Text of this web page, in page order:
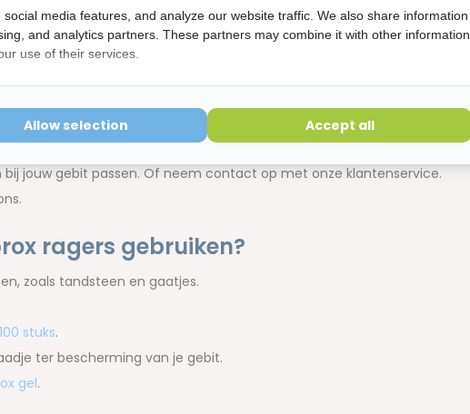
kunt maken én dat je geen onnodige beschadigingen aan je gebit
grote of te kleine tandenrager gebruikt. Vraag daarom advies aan
jouw gebit passen. Of neem contact op met onze klantenservice.
ragers gebruiken?
zoals tandsteen en gaatjes.
stuks.
ter bescherming van je gebit.
gel.
media features, and analyze our website traffic. We also share information
and analytics partners. These partners may combine it with other information
use of their services.
Allow selection Accept all